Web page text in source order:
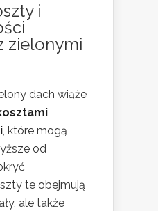
i
zielonymi
dach wiąże
, które mogą
od
te obejmują
ale także